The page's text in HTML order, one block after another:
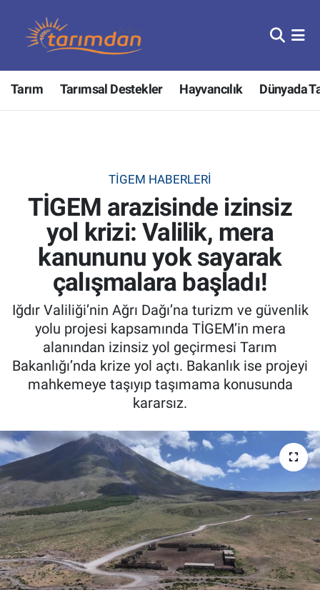
Tarım Tarımsal Destekler Hayvancılık Dünyada
TİGEM HABERLERI
TİGEM arazisinde izinsiz
yol krizi: Valilik, mera
kanununu yok sayarak
çalışmalara başladı!
Iğdır Valiliği’nin Ağrı Dağı’na turizm ve güvenlik
yolu projesi kapsamında TİGEM’in mera
alanından izinsiz yol geçirmesi Tarım
Bakanlığı’nda krize yol açtı. Bakanlık ise projeyi
mahkemeye taşıyıp taşımama konusunda
kararsız.
Tarım
Hayvancılık
Tarımsal Destekler
Tarım Bakanlığı
Tarım Kredi Kooperatifleri
Pankobirlik
Et fiyatları
Yetiştirici Soruyor
Dünyada Tarım
Üretici Birlikleri
Şeker ve Şekerli Mamüller
Nöbetçi Eczaneler
Hava Durumu
Tüm Manşetler
Son Dakika Haberleri
Haber Arşivi